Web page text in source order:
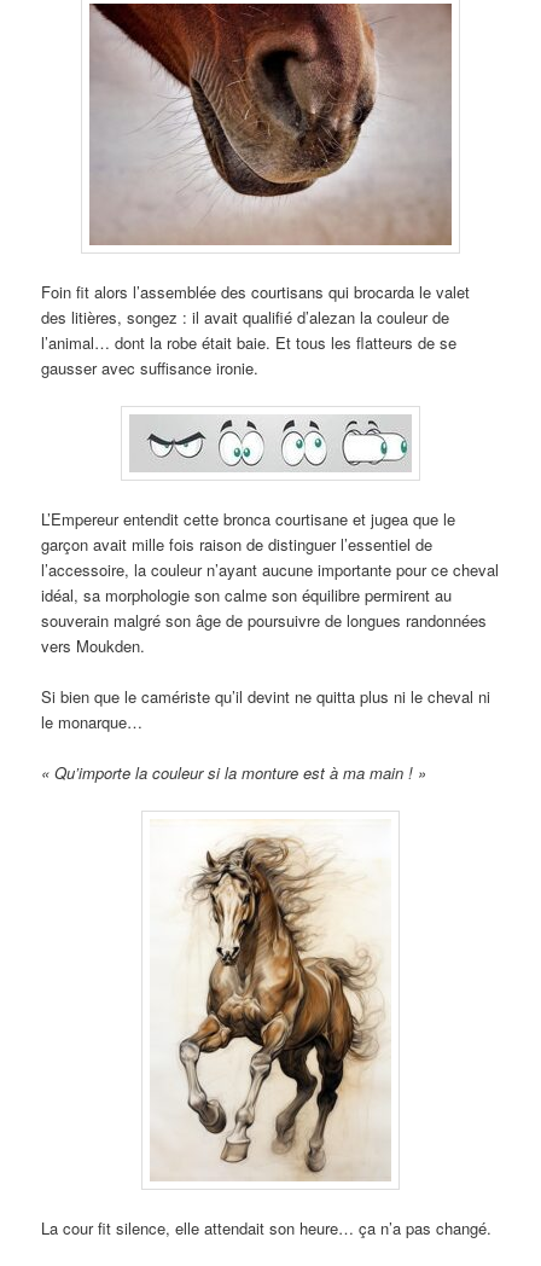
Foin fit alors l’assemblée des courtisans qui brocarda le valet
des litières, songez : il avait qualifié d’alezan la couleur de
l’animal… dont la robe était baie. Et tous les flatteurs de se
gausser avec suffisance ironie.
L’Empereur entendit cette bronca courtisane et jugea que le
garçon avait mille fois raison de distinguer l’essentiel de
l’accessoire, la couleur n’ayant aucune importante pour ce cheval
idéal, sa morphologie son calme son équilibre permirent au
souverain malgré son âge de poursuivre de longues randonnées
vers Moukden.
Si bien que le camériste qu’il devint ne quitta plus ni le cheval ni
le monarque…
« Qu’importe la couleur si la monture est à ma main ! »
La cour fit silence, elle attendait son heure… ça n’a pas changé.